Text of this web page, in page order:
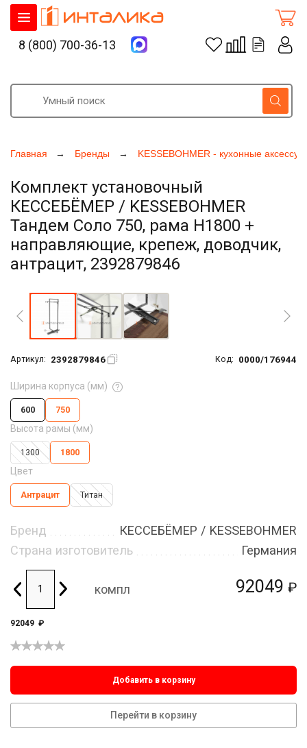
Главная Бренды KESSEBOHMER - кухонные
Комплект установочный
КЕССЕБЁМЕР / KESSEBOHMER
Тандем Соло 750, рама H1800 +
направляющие, крепеж, доводчик,
антрацит, 2392879846
Артикул: 2392879846 Код: 0000/176944
92049 ₽
Ширина корпуса (мм)
600 750
Высота рамы (мм)
1300 1800
Цвет
Антрацит Титан
Бренд
КЕССЕБЁМЕР / KESSEBOHMER
Страна изготовитель
Германия
компл
92049 ₽
Добавить в корзину
Перейти в корзину
8 (800) 700-36-13